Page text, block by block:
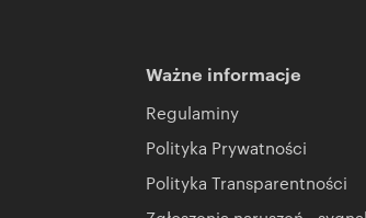
Ważne informacje
Regulaminy
Polityka Prywatności
Polityka Transparentności